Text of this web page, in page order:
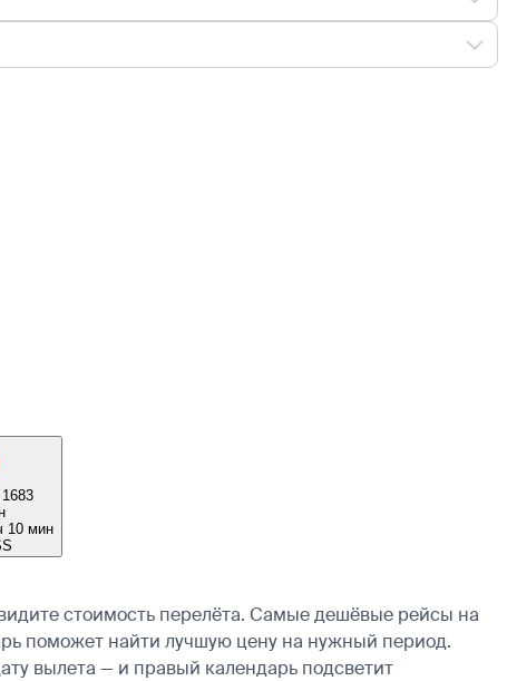
10 мин
S
стоимость перелёта. Самые дешёвые рейсы на
поможет найти лучшую цену на нужный период.
вылета — и правый календарь подсветит